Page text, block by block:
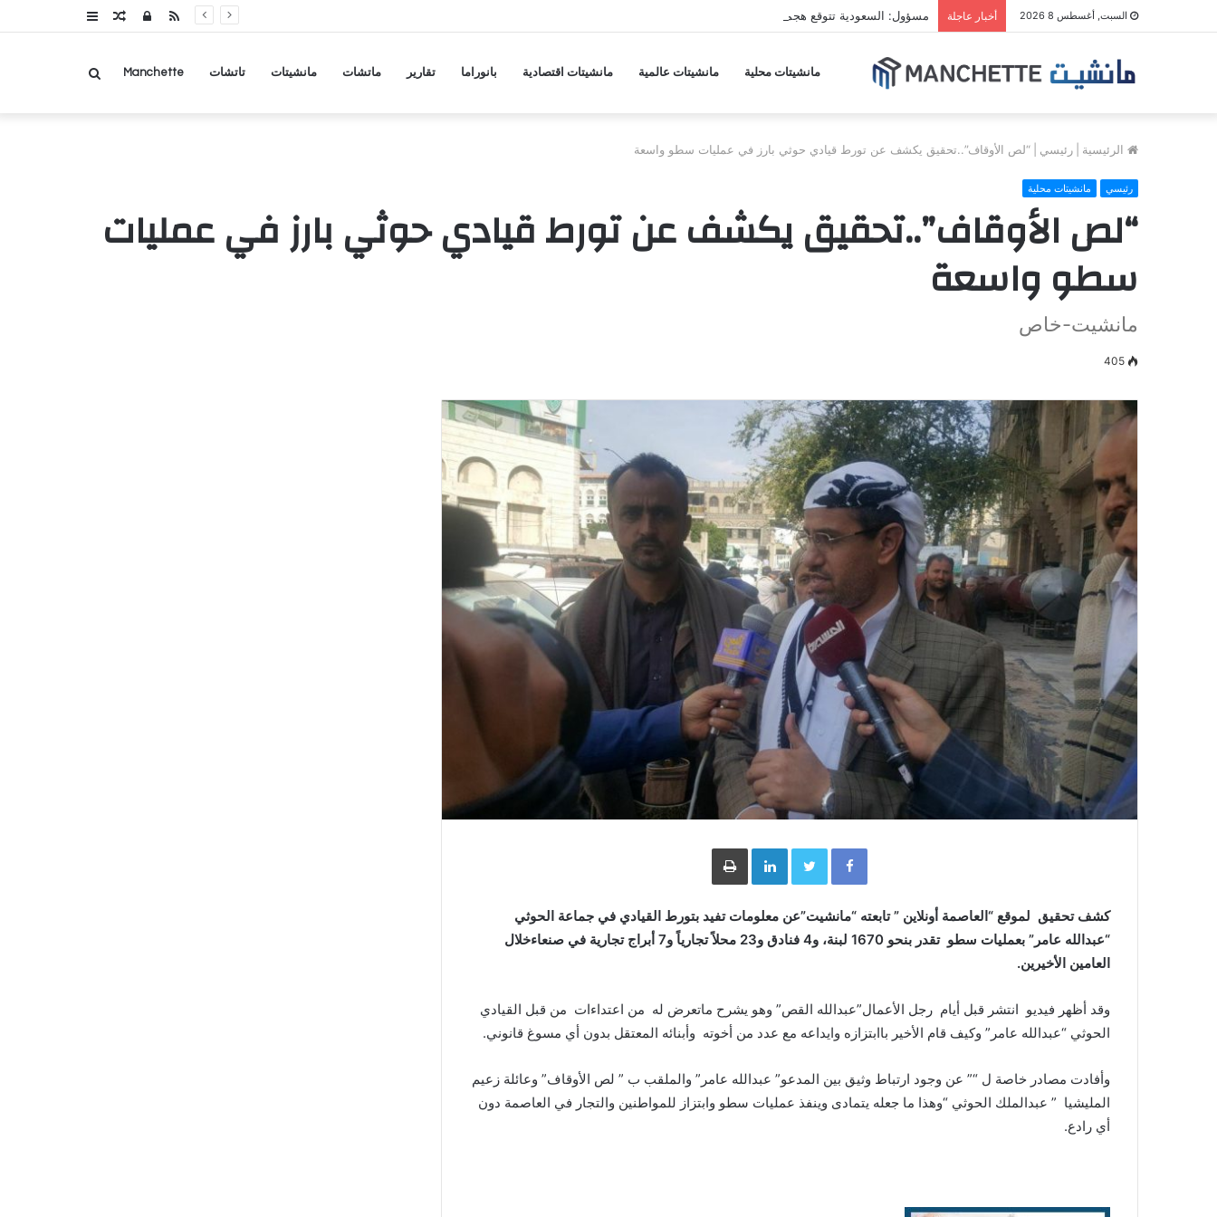
السبت, أغسطس 8 2026 أخبار عاجلة مسؤول: السعودية تتوقع هجمات منسقة من حلفاء لإيران عمودمقالتسجيلRSS
مانشيتات محلية مانشيتات عالمية مانشيتات اقتصادية بانوراما تقارير ماتشات مانشيتات تاتشات Manchette بحث
الرئيسية رئيسي “لص الأوقاف”..تحقيق يكشف عن تورط قيادي حوثي بارز في عمليات سطو واسعة
رئيسي مانشيتات محلية
“لص الأوقاف”..تحقيق يكشف عن تورط قيادي حوثي بارز في عمليات
سطو واسعة
مانشيت-خاص
405
Facebook
Twitter
LinkedInطباعة
كشف تحقيق لموقع “العاصمة أونلاين ” تابعته “مانشيت”عن معلومات تفيد بتورط القيادي في جماعة الحوثي
“عبدالله عامر” بعمليات سطو تقدر بنحو 1670 لبنة، و4 فنادق و23 محلاً تجارياً و7 أبراج تجارية في صنعاءخلال
العامين الأخيرين.
وقد أظهر فيديو انتشر قبل أيام رجل الأعمال”عبدالله القص” وهو يشرح ماتعرض له من اعتداءات من قبل القيادي
الحوثي “عبدالله عامر” وكيف قام الأخير باابتزازه وايداعه مع عدد من أخوته وأبنائه المعتقل بدون أي مسوغ قانوني.
وأفادت مصادر خاصة ل “” عن وجود ارتباط وثيق بين المدعو” عبدالله عامر” والملقب ب ” لص الأوقاف” وعائلة زعيم
المليشيا ” عبدالملك الحوثي “وهذا ما جعله يتمادى وينفذ عمليات سطو وابتزاز للمواطنين والتجار في العاصمة دون
أي رادع.